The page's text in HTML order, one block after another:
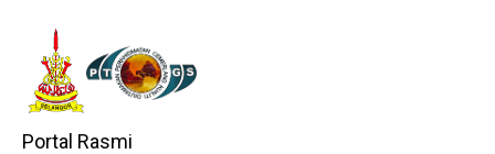
Portal Rasmi